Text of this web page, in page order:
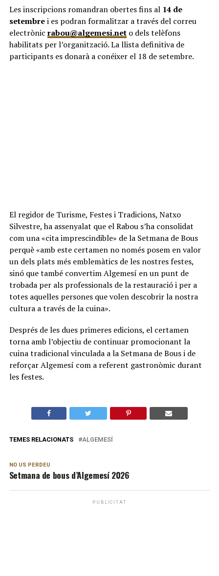
Les inscripcions romandran obertes fins al 14 de
setembrei es podran formalitzar a través del correu
electrònic rabou@algemesi.neto dels telèfons
habilitats per l’organització. La llista definitiva de
participants es donarà a conéixer el 18 de setembre.
El regidor de Turisme, Festes i Tradicions, Natxo
Silvestre, ha assenyalat que el Rabou s’ha consolidat
com una «cita imprescindible» de la Setmana de Bous
perquè «amb este certamen no només posem en valor
un dels plats més emblemàtics de les nostres festes,
sinó que també convertim Algemesí en un punt de
trobada per als professionals de la restauració i per a
totes aquelles persones que volen descobrir la nostra
cultura a través de la cuina».
Després de les dues primeres edicions, el certamen
torna amb l’objectiu de continuar promocionant la
cuina tradicional vinculada a la Setmana de Bous i de
reforçar Algemesí com a referent gastronòmic durant
les festes.
TEMES RELACIONATS ALGEMESÍ
NO US PERDEU
Setmana de bous d’Algemesí 2026
PUBLICITAT